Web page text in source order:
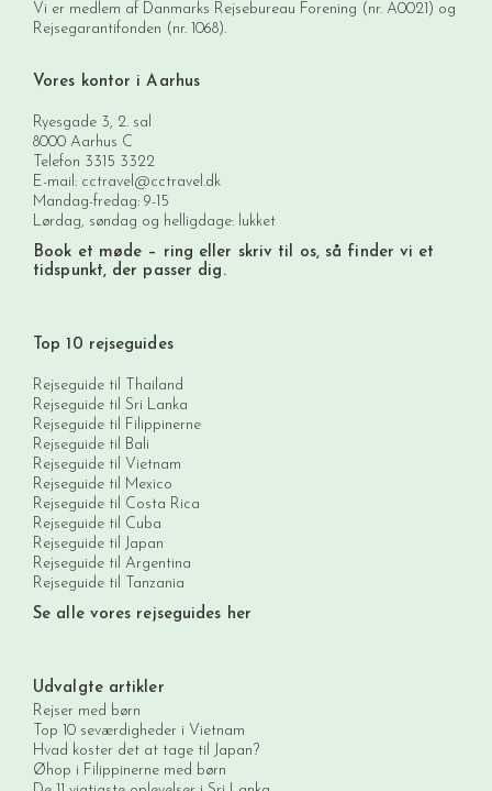
Vi er medlem af Danmarks Rejsebureau Forening (nr. A0021) og
Rejsegarantifonden (nr. 1068).
Vores kontor i Aarhus
Ryesgade 3, 2. sal
8000 Aarhus C
Telefon 3315 3322
E-mail: cctravel@cctravel.dk
Mandag-fredag: 9-15
Lørdag, søndag og helligdage: lukket
Book et møde – ring eller skriv til os, så finder vi et
tidspunkt, der passer dig.
Top 10 rejseguides
Rejseguide til Thailand
Rejseguide til Sri Lanka
Rejseguide til Filippinerne
Rejseguide til Bali
Rejseguide til Vietnam
Rejseguide til Mexico
Rejseguide til Costa Rica
Rejseguide til Cuba
Rejseguide til Japan
Rejseguide til Argentina
Rejseguide til Tanzania
Se alle vores rejseguides her
Udvalgte artikler
Rejser med børn
Top 10 seværdigheder i Vietnam
Hvad koster det at tage til Japan?
Øhop i Filippinerne med børn